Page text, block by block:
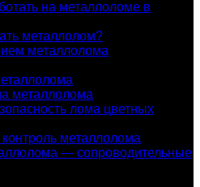
на металлоломе в
металлолом?
металлолома
металлолома
лома цветных
металлолома
— сопроводительные